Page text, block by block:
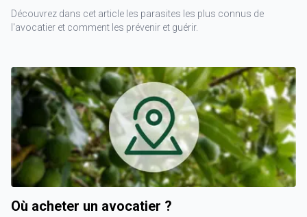
Découvrez dans cet article les parasites les plus connus de
l'avocatier et comment les prévenir et guérir.
Où acheter un avocatier ?